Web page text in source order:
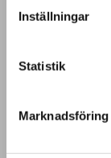
Inställningar
Statistik
Marknadsföring